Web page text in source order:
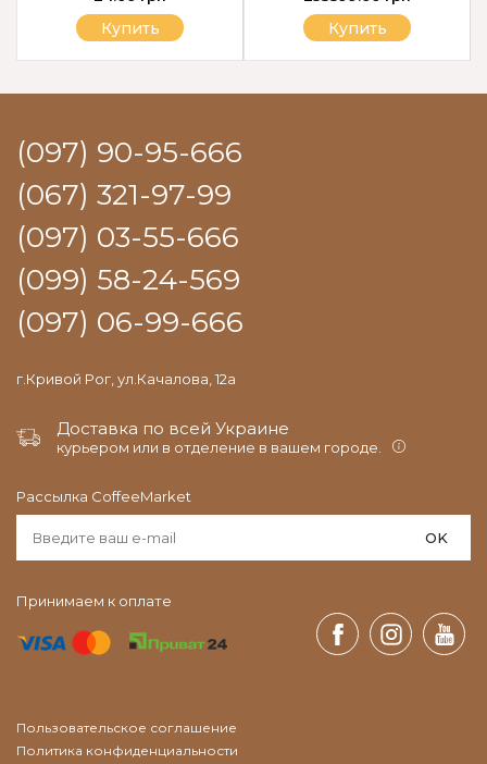
Купить
Купить
(097) 90-95-666
(067) 321-97-99
(097) 03-55-666
(099) 58-24-569
(097) 06-99-666
г.Кривой Рог, ул.Качалова, 12а
Доставка по всей Украине
курьером или в отделение в вашем городе.
Рассылка CoffeeMarket
OK
Принимаем к оплате
Пользовательское соглашение
Политика конфиденциальности